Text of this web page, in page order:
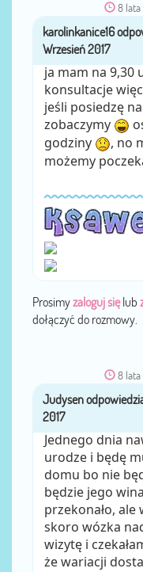
8 lata
przez
ja mam na 9,30
konsultacje
jeśli posiedzę
zobaczymy
godziny
, no
możemy
Prosimyzaloguj sięlub
dołączyć do rozmowy.
8 lata
Jednego dnia
urodze i będę
domu bo nie
będzie jego wina
przekonało,
skoro wózka
wizytę i
że wariacji